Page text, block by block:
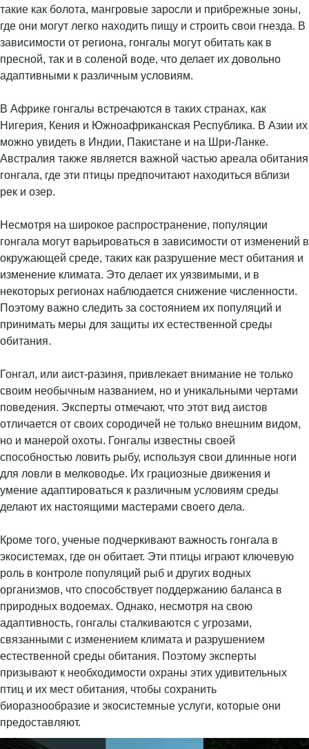
такие как болота, мангровые заросли и прибрежные зоны,
где они могут легко находить пищу и строить свои гнезда. В
зависимости от региона, гонгалы могут обитать как в
пресной, так и в соленой воде, что делает их довольно
адаптивными к различным условиям.
В Африке гонгалы встречаются в таких странах, как
Нигерия, Кения и Южноафриканская Республика. В Азии их
можно увидеть в Индии, Пакистане и на Шри-Ланке.
Австралия также является важной частью ареала обитания
гонгала, где эти птицы предпочитают находиться вблизи
рек и озер.
Несмотря на широкое распространение, популяции
гонгала могут варьироваться в зависимости от изменений в
окружающей среде, таких как разрушение мест обитания и
изменение климата. Это делает их уязвимыми, и в
некоторых регионах наблюдается снижение численности.
Поэтому важно следить за состоянием их популяций и
принимать меры для защиты их естественной среды
обитания.
Гонгал, или аист-разиня, привлекает внимание не только
своим необычным названием, но и уникальными чертами
поведения. Эксперты отмечают, что этот вид аистов
отличается от своих сородичей не только внешним видом,
но и манерой охоты. Гонгалы известны своей
способностью ловить рыбу, используя свои длинные ноги
для ловли в мелководье. Их грациозные движения и
умение адаптироваться к различным условиям среды
делают их настоящими мастерами своего дела.
Кроме того, ученые подчеркивают важность гонгала в
экосистемах, где он обитает. Эти птицы играют ключевую
роль в контроле популяций рыб и других водных
организмов, что способствует поддержанию баланса в
природных водоемах. Однако, несмотря на свою
адаптивность, гонгалы сталкиваются с угрозами,
связанными с изменением климата и разрушением
естественной среды обитания. Поэтому эксперты
призывают к необходимости охраны этих удивительных
птиц и их мест обитания, чтобы сохранить
биоразнообразие и экосистемные услуги, которые они
предоставляют.